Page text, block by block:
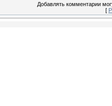
Добавлять комментарии
[